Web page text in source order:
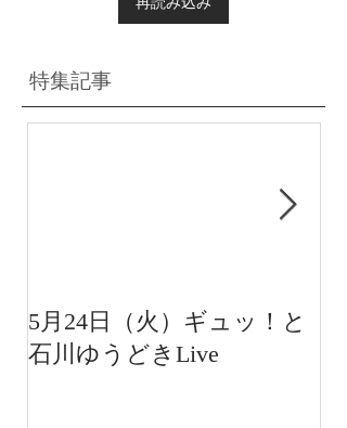
特集記事
5月24日（火）ギュッ！と
石川ゆうどきLive